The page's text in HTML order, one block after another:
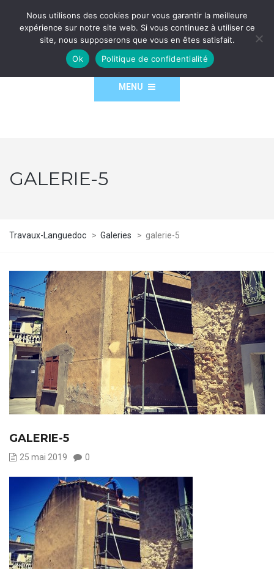
MENU
GALERIE-5
Travaux-Languedoc > Galeries > galerie-5
GALERIE-5
25 mai 2019 0
Nous utilisons des cookies pour vous garantir la meilleure
expérience sur notre site web. Si vous continuez à utiliser ce
site, nous supposerons que vous en êtes satisfait.
Ok
Politique de confidentialité